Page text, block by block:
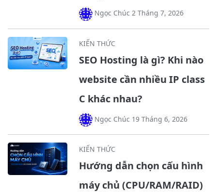
Ngọc Chúc 2 Tháng 7, 2026
KIẾN THỨC
SEO Hosting là gì? Khi nào
website cần nhiều IP class
C khác nhau?
Ngọc Chúc 19 Tháng 6, 2026
KIẾN THỨC
Hướng dẫn chọn cấu hình
máy chủ (CPU/RAM/RAID)